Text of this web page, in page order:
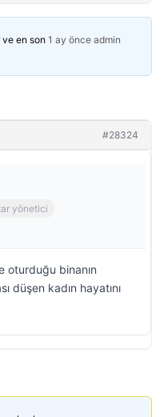
ve en son 1 ay önce admin
#28324
yönetici
oturduğu binanın
düşen kadın hayatını